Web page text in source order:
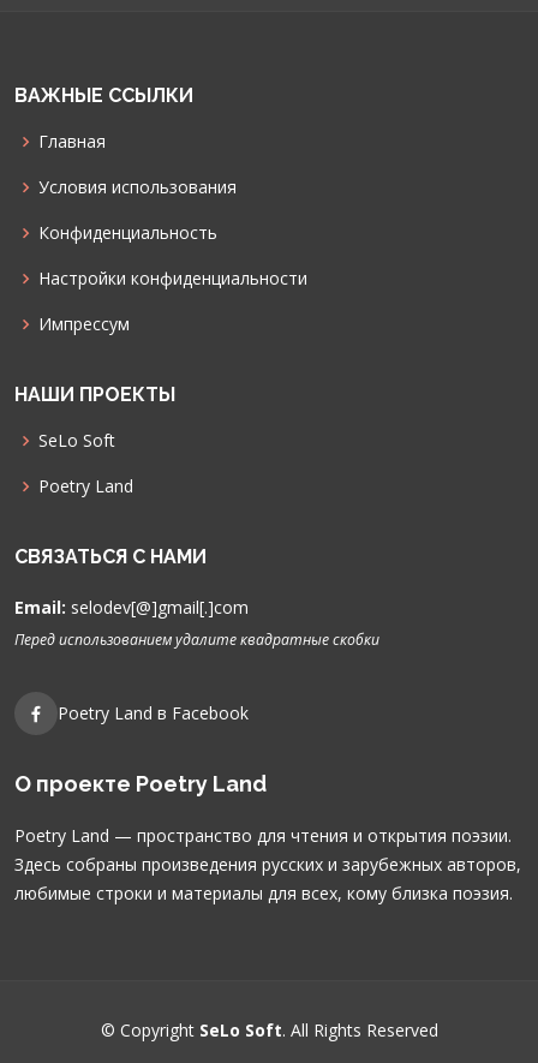
ВАЖНЫЕ ССЫЛКИ
Главная
Условия использования
Конфиденциальность
Настройки конфиденциальности
Импрессум
НАШИ ПРОЕКТЫ
SeLo Soft
Poetry Land
СВЯЗАТЬСЯ С НАМИ
Email: selodev[@]gmail[.]com
Перед использованием удалите квадратные скобки
Poetry Land в Facebook
О проекте Poetry Land
Poetry Land — пространство для чтения и открытия поэзии.
Здесь собраны произведения русских и зарубежных авторов,
любимые строки и материалы для всех, кому близка поэзия.
© Copyright SeLo Soft. All Rights Reserved